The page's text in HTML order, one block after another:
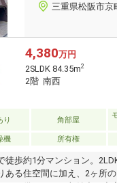
三重県松阪市京
4,380万円
2SLDK 84.35m2
2階 南西
り 角部屋
機
所有権
徒歩約1分マンション。
ある住空間に加え、2ヶ所